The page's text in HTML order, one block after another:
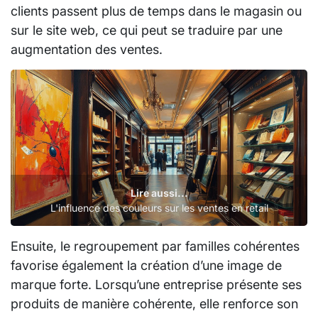
clients passent plus de temps dans le magasin ou
sur le site web, ce qui peut se traduire par une
augmentation des ventes.
Lire aussi...
L'influence des couleurs sur les ventes en retail
Ensuite, le regroupement par familles cohérentes
favorise également la création d’une image de
marque forte. Lorsqu’une entreprise présente ses
produits de manière cohérente, elle renforce son